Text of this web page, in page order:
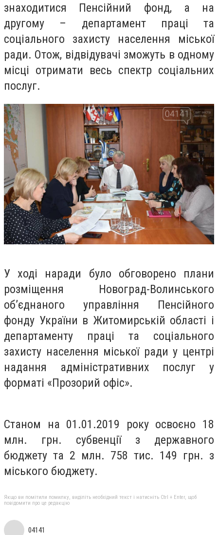
знаходитися Пенсійний фонд, а на
другому – департамент праці та
соціального захисту населення міської
ради. Отож, відвідувачі зможуть в одному
місці отримати весь спектр соціальних
послуг.
У ході наради було обговорено плани
розміщення Новоград-Волинського
об’єднаного управління Пенсійного
фонду України в Житомирській області і
департаменту праці та соціального
захисту населення міської ради у центрі
надання адміністративних послуг у
форматі «Прозорий офіс».
Станом на 01.01.2019 року освоєно 18
млн. грн. субвенції з державного
бюджету та 2 млн. 758 тис. 149 грн. з
міського бюджету.
Якщо ви помітили помилку, виділіть необхідний текст і натисніть Ctrl + Enter, щоб
повідомити про це редакцію
04141